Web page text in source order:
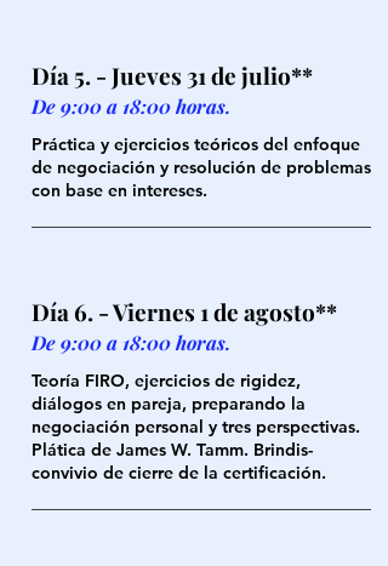
Día 5. - Jueves 31 de julio**
De 9:00 a 18:00 horas.
Práctica y ejercicios teóricos del enfoque
de negociación y resolución de problemas
con base en intereses.
Día 6. - Viernes 1 de agosto**
De 9:00 a 18:00 horas.
Teoría FIRO, ejercicios de rigidez,
diálogos en pareja, preparando la
negociación personal y tres perspectivas.
Plática de James W. Tamm. Brindis-
convivio de cierre de la certificación.